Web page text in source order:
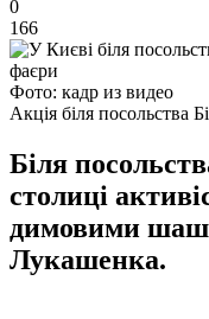
0
166
Фото: кадр из видео
Акція біля посольства
Біля
столиці
димовими
Лукашенка.